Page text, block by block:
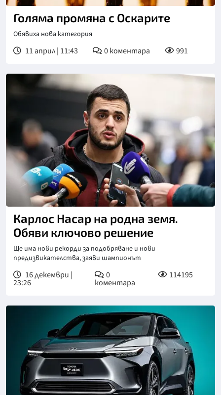
Голяма промяна с Оскарите
Обявиха нова категория
11 април | 11:43 0коментара 991
Снимка: БГНЕС
Карлос Насар на родна земя.
Обяви ключово решение
Ще има нови рекорди за подобряване и нови
предизвикателства, заяви шампионът
16 декември |
23:26
0
коментара
114195